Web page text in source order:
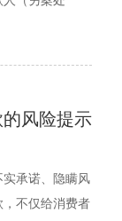
风险提示
承诺、隐瞒风
不仅给消费者